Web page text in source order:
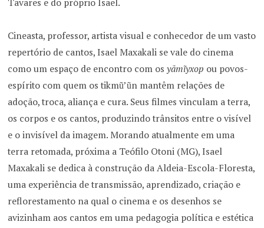
Tavares e do próprio Isael.
Cineasta, professor, artista visual e conhecedor de um vasto
repertório de cantos, Isael Maxakali se vale do cinema
como um espaço de encontro com osyãmĩyxop ou povos-
espírito com quem os tikmũ’ũn mantêm relações de
adoção, troca, aliança e cura. Seus filmes vinculam a terra,
os corpos e os cantos, produzindo trânsitos entre o visível
e o invisível da imagem. Morando atualmente em uma
terra retomada, próxima a Teófilo Otoni (MG), Isael
Maxakali se dedica à construção da Aldeia-Escola-Floresta,
uma experiência de transmissão, aprendizado, criação e
reflorestamento na qual o cinema e os desenhos se
avizinham aos cantos em uma pedagogia política e estética